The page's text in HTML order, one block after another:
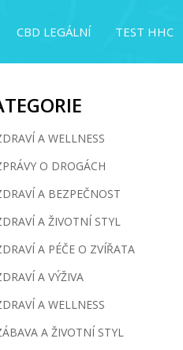
CBD LEGÁLNÍ TEST HHC
A WELLNESS
O DROGÁCH
A BEZPEČNOST
A ŽIVOTNÍ STYL
A PÉČE O ZVÍŘATA
A VÝŽIVA
A WELLNESS
A ŽIVOTNÍ STYL